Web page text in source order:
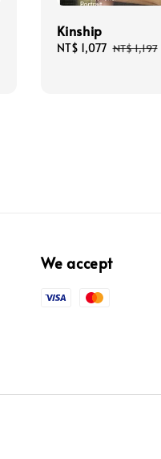
Kinship
Sale
NT$ 1,077 Regular
NT$ 1,197
We accept